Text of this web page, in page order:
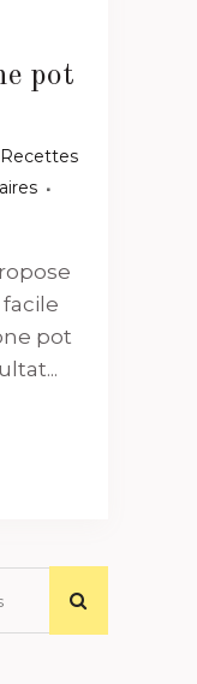
pot
Recettes
pot